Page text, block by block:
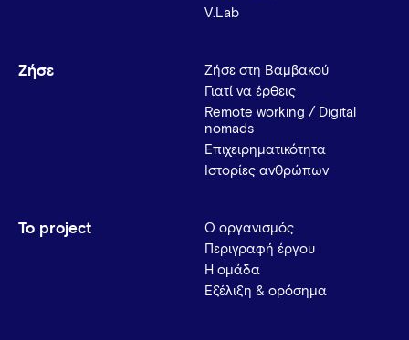
V.Lab
Ζήσε
Ζήσε στη Βαμβακού
Γιατί να έρθεις
Remote working / Digital
nomads
Επιχειρηματικότητα
Ιστορίες ανθρώπων
Το project
Ο οργανισμός
Περιγραφή έργου
Η ομάδα
Εξέλιξη & ορόσημα